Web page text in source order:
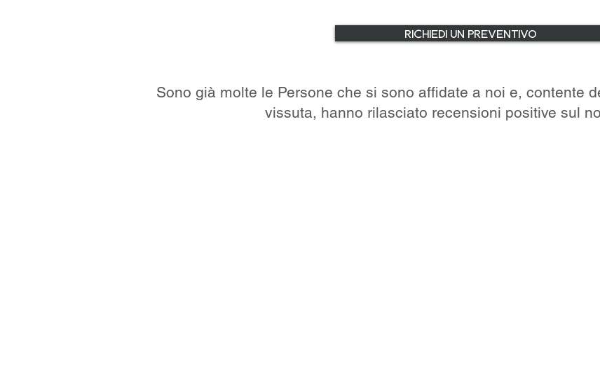
RICHIEDI UN PREVENTIVO
Sono già molte le Persone che si sono affidate a noi e, contente
vissuta, hanno rilasciato recensioni positive sul